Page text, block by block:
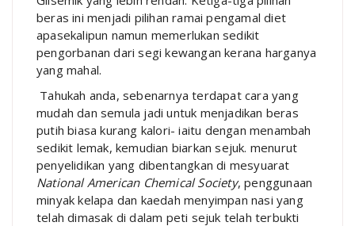
beras ini menjadi pilihan ramai pengamal diet
apasekalipun namun memerlukan sedikit
pengorbanan dari segi kewangan kerana harganya
yang mahal.
Tahukah anda, sebenarnya terdapat cara yang
mudah dan semula jadi untuk menjadikan beras
putih biasa kurang kalori- iaitu dengan menambah
sedikit lemak, kemudian biarkan sejuk. menurut
penyelidikan yang dibentangkan di mesyuarat
National American Chemical Society, penggunaan
minyak kelapa dan kaedah menyimpan nasi yang
telah dimasak di dalam peti sejuk telah terbukti